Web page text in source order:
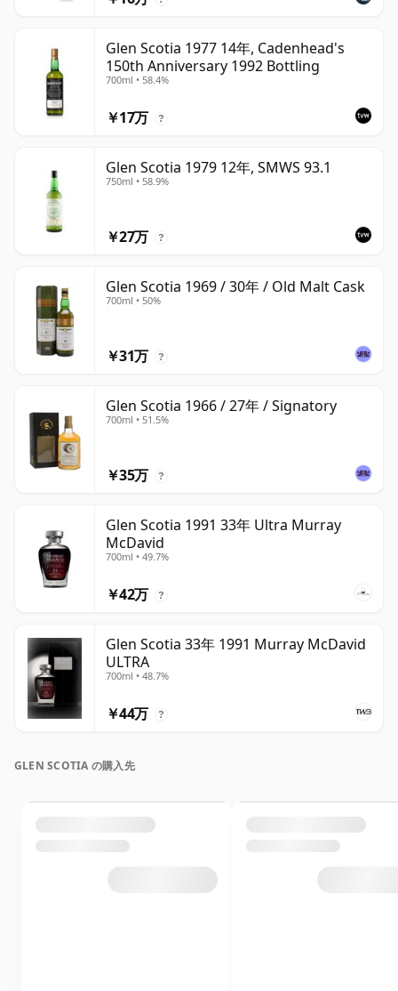
Glen Scotia 1977 14年, Cadenhead's
150th Anniversary 1992 Bottling
700ml • 58.4%
￥17万 ?
Glen Scotia 1979 12年, SMWS 93.1
750ml • 58.9%
￥27万 ?
Glen Scotia 1969 / 30年 / Old Malt Cask
700ml • 50%
￥31万 ?
Glen Scotia 1966 / 27年 / Signatory
700ml • 51.5%
￥35万 ?
Glen Scotia 1991 33年 Ultra Murray
McDavid
700ml • 49.7%
￥42万 ?
Glen Scotia 33年 1991 Murray McDavid
ULTRA
700ml • 48.7%
￥44万 ?
GLEN SCOTIA の購入先